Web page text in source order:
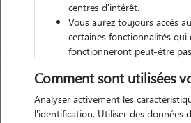
centres d'intérêt.
Vous aurez toujours accès
certaines fonctionnalités
fonctionneront peut-être
Comment sont utilisées
Analyser activement les
l'identification. Utiliser des données